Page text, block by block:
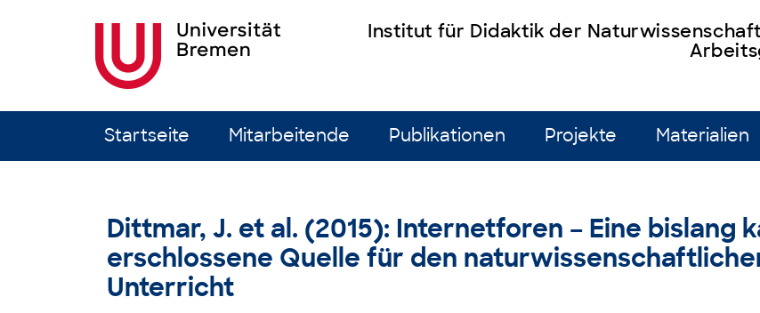
Institut für Didaktik der
Startseite Mitarbeitende Publikationen Projekte Materialien
Dittmar, J. et al. (2015): Internetforen – Eine bislang
erschlossene Quelle für den
Unterricht